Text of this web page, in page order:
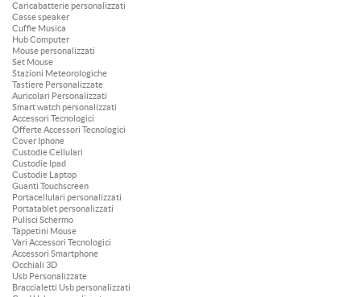
Caricabatterie personalizzati
Casse speaker
Cuffie Musica
Hub Computer
Mouse personalizzati
Set Mouse
Stazioni Meteorologiche
Tastiere Personalizzate
Auricolari Personalizzati
Smart watch personalizzati
Accessori Tecnologici
Offerte Accessori Tecnologici
Cover Iphone
Custodie Cellulari
Custodie Ipad
Custodie Laptop
Guanti Touchscreen
Portacellulari personalizzati
Portatablet personalizzati
Pulisci Schermo
Tappetini Mouse
Vari Accessori Tecnologici
Accessori Smartphone
Occhiali 3D
Usb Personalizzate
Braccialetti Usb personalizzati